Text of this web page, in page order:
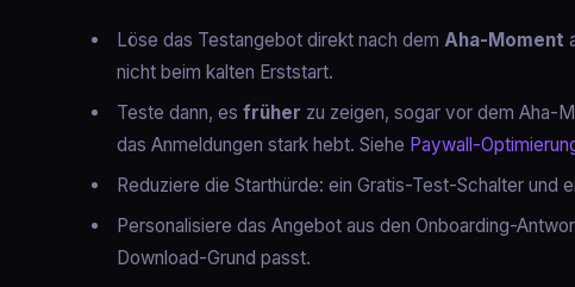
Löse das Testangebot direkt nach dem Aha-Moment
nicht beim kalten Erststart.
Teste dann, es früher zu zeigen, sogar vor dem Aha-
das Anmeldungen stark hebt. Siehe Paywall-
Reduziere die Starthürde: ein Gratis-Test-Schalter und
Personalisiere das Angebot aus den Onboarding-
Download-Grund passt.